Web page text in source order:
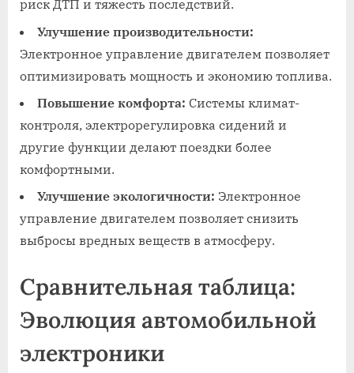
риск ДТП и тяжесть последствий.
Улучшение производительности:
Электронное управление двигателем позволяет
оптимизировать мощность и экономию топлива.
Повышение комфорта: Системы климат-
контроля, электрорегулировка сидений и
другие функции делают поездки более
комфортными.
Улучшение экологичности: Электронное
управление двигателем позволяет снизить
выбросы вредных веществ в атмосферу.
Сравнительная таблица:
Эволюция автомобильной
электроники